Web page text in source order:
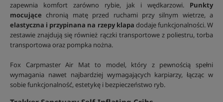
zapewnia komfort zarówno rybie, jak i wędkarzowi. Punkty
mocujące chronią matę przed ruchami przy silnym wietrze, a
elastyczna i przypinana na rzepy klapa dodaje funkcjonalności. W
zestawie znajdują się również rączki transportowe z poliestru, torba
transportowa oraz pompka nożna.
Fox Carpmaster Air Mat to model, który z pewnością spełni
wymagania nawet najbardziej wymagających karpiarzy, łącząc w
sobie funkcjonalność, estetykę i bezpieczeństwo ryb.